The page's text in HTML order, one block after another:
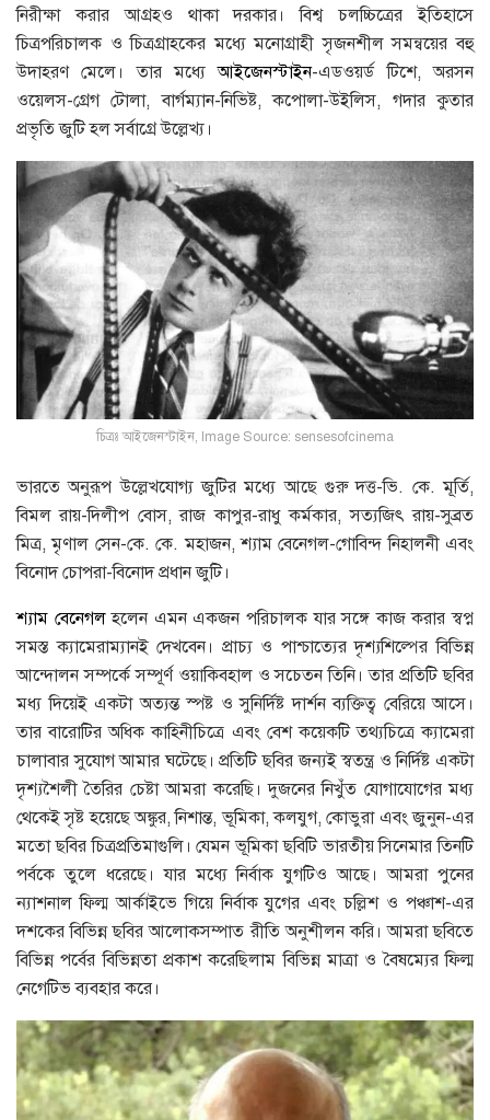
নিরীক্ষা করার আগ্রহও থাকা দরকার। বিশ্ব চলচ্চিত্রের ইতিহাসে
চিত্রপরিচালক ও চিত্রগ্রাহকের মধ্যে মনােগ্রাহী সৃজনশীল সমন্বয়ের বহু
উদাহরণ মেলে। তার মধ্যেআইজেনস্টাইন-এডওয়র্ড টিশে, অরসন
ওয়েলস-গ্রেগ টোলা, বার্গম্যান-নিভিষ্ট, কপােলা-উইলিস, গদার কুতার
প্রভৃতি জুটি হল সর্বাগ্রে উল্লেখ্য।
চিত্রঃ আইজেনস্টাইন, Image Source: sensesofcinema
ভারতে অনুরূপ উল্লেখযােগ্য জুটির মধ্যে আছে গুরু দত্ত-ভি. কে. মূর্তি,
বিমল রায়-দিলীপ বােস, রাজ কাপুর-রাধু কর্মকার, সত্যজিৎ রায়-সুব্রত
মিত্র, মৃণাল সেন-কে. কে. মহাজন, শ্যাম বেনেগল-গােবিন্দ নিহালনী এবং
বিনােদ চোপরা-বিনােদ প্রধান জুটি।
শ্যাম বেনেগলহলেন এমন একজন পরিচালক যার সঙ্গে কাজ করার স্বপ্ন
সমস্ত ক্যামেরাম্যানই দেখবেন। প্রাচ্য ও পাশ্চাত্যের দৃশ্যশিল্পের বিভিন্ন
আন্দোলন সম্পর্কে সম্পূর্ণ ওয়াকিবহাল ও সচেতন তিনি। তার প্রতিটি ছবির
মধ্য দিয়েই একটা অত্যন্ত স্পষ্ট ও সুনির্দিষ্ট দার্শন ব্যক্তিত্ব বেরিয়ে আসে।
তার বারােটির অধিক কাহিনীচিত্রে এবং বেশ কয়েকটি তথ্যচিত্রে ক্যামেরা
চালাবার সুযােগ আমার ঘটেছে। প্রতিটি ছবির জন্যই স্বতন্ত্র ও নির্দিষ্ট একটা
দৃশ্যশৈলী তৈরির চেষ্টা আমরা করেছি। দুজনের নিখুঁত যােগাযােগের মধ্য
থেকেই সৃষ্ট হয়েছে অঙ্কুর, নিশান্ত, ভূমিকা, কলযুগ, কোভুরা এবং জুনুন-এর
মতাে ছবির চিত্রপ্রতিমাগুলি। যেমন ভূমিকা ছবিটি ভারতীয় সিনেমার তিনটি
পর্বকে তুলে ধরেছে। যার মধ্যে নির্বাক যুগটিও আছে। আমরা পুনের
ন্যাশনাল ফিল্ম আর্কাইভে গিয়ে নির্বাক যুগের এবং চল্লিশ ও পঞ্চাশ-এর
দশকের বিভিন্ন ছবির আলােকসম্পাত রীতি অনুশীলন করি। আমরা ছবিতে
বিভিন্ন পর্বের বিভিন্নতা প্রকাশ করেছিলাম বিভিন্ন মাত্রা ও বৈষম্যের ফিল্ম
নেগেটিভ ব্যবহার করে।